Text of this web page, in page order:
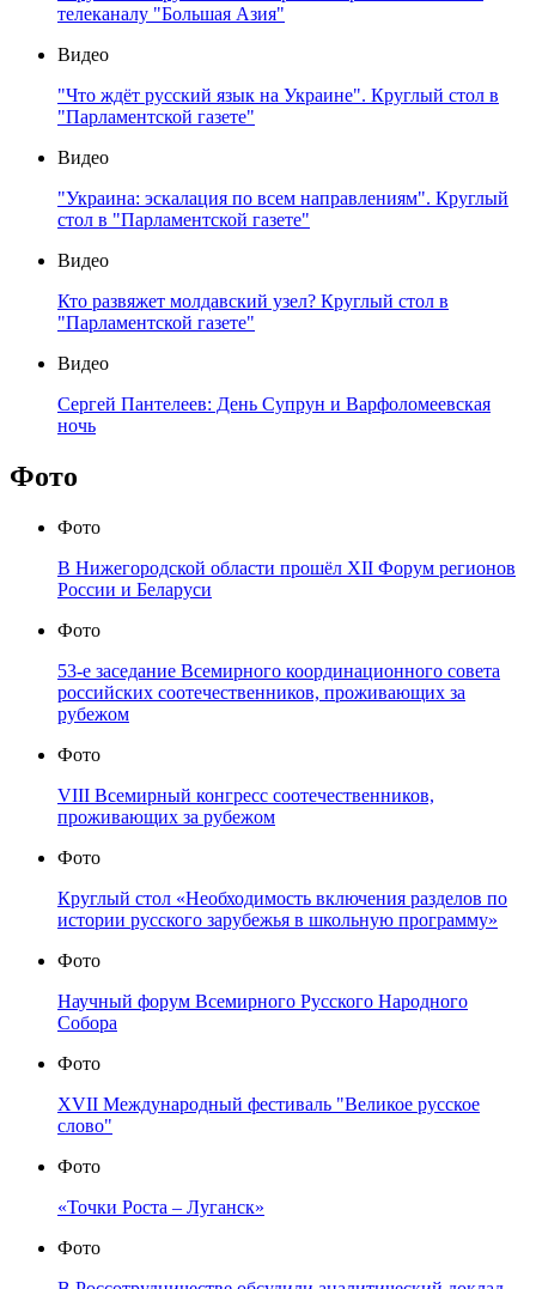
телеканалу "Большая Азия"
Видео
"Что ждёт русский язык на Украине". Круглый стол в
"Парламентской газете"
Видео
"Украина: эскалация по всем направлениям". Круглый
стол в "Парламентской газете"
Видео
Кто развяжет молдавский узел? Круглый стол в
"Парламентской газете"
Видео
Сергей Пантелеев: День Супрун и Варфоломеевская
ночь
Фото
Фото
В Нижегородской области прошёл XII Форум регионов
России и Беларуси
Фото
53-е заседание Всемирного координационного совета
российских соотечественников, проживающих за
рубежом
Фото
VIII Всемирный конгресс соотечественников,
проживающих за рубежом
Фото
Круглый стол «Необходимость включения разделов по
истории русского зарубежья в школьную программу»
Фото
Научный форум Всемирного Русского Народного
Собора
Фото
XVII Международный фестиваль "Великое русское
слово"
Фото
«Точки Роста – Луганск»
Фото